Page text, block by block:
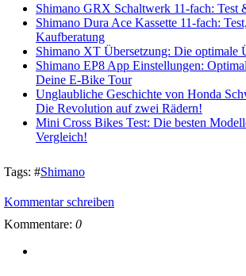
Shimano GRX Schaltwerk 11-fach: Test
Shimano Dura Ace Kassette 11-fach:
Kaufberatung
Shimano XT Übersetzung: Die optimale
Shimano EP8 App Einstellungen:
Deine E-Bike Tour
Unglaubliche Geschichte von Honda
Die Revolution auf zwei Rädern!
Mini Cross Bikes Test: Die besten
Vergleich!
Tags: #Shimano
Kommentar schreiben
Kommentare: 0